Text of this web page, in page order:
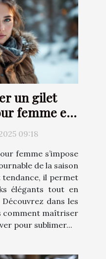
un gilet
femme en
09:18
femme s’impose
de la saison
tendance, il permet
élégants tout en
dans les
comment maîtriser
pour sublimer...